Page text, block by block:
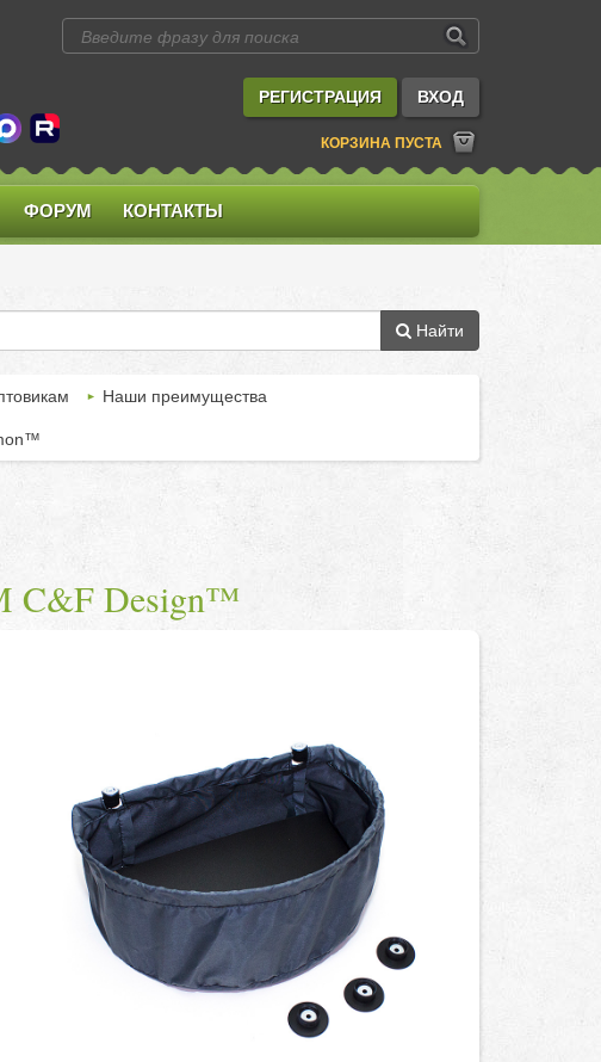
РЕГИСТРАЦИЯ ВХОД
КОРЗИНА ПУСТА
ФОРУМ КОНТАКТЫ
Найти
Наши преимущества
C&F Design™